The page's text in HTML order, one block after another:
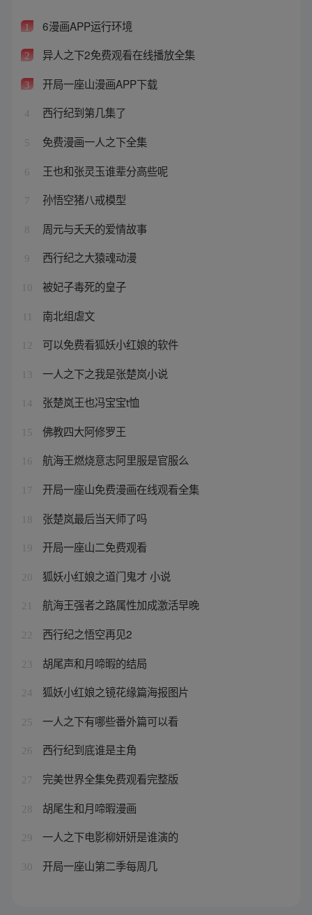
1 6漫画APP运行环境
2 异人之下2免费观看在线播放全集
3 开局一座山漫画APP下载
4 西行纪到第几集了
5 免费漫画一人之下全集
6 王也和张灵玉谁辈分高些呢
7 孙悟空猪八戒模型
8 周元与夭夭的爱情故事
9 西行纪之大猿魂动漫
10 被妃子毒死的皇子
南北组虐文
12 可以免费看狐妖小红娘的软件
13 一人之下之我是张楚岚小说
14 张楚岚王也冯宝宝t恤
15 佛教四大阿修罗王
16 航海王燃烧意志阿里服是官服么
17 开局一座山免费漫画在线观看全集
18 张楚岚最后当天师了吗
19 开局一座山二免费观看
20 狐妖小红娘之道门鬼才 小说
21 航海王强者之路属性加成激活早晚
22 西行纪之悟空再见2
23 胡尾声和月啼暇的结局
24 狐妖小红娘之镜花缘篇海报图片
25 一人之下有哪些番外篇可以看
26 西行纪到底谁是主角
27 完美世界全集免费观看完整版
28 胡尾生和月啼暇漫画
29 一人之下电影柳妍妍是谁演的
30 开局一座山第二季每周几